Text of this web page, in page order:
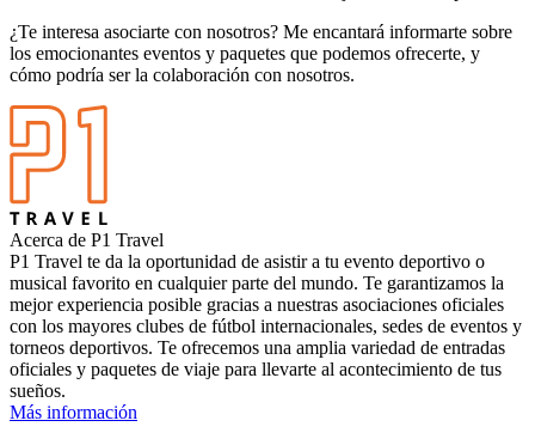
¿Te interesa asociarte con nosotros? Me encantará informarte sobre
los emocionantes eventos y paquetes que podemos ofrecerte, y
cómo podría ser la colaboración con nosotros.
Acerca de P1 Travel
P1 Travel te da la oportunidad de asistir a tu evento deportivo o
musical favorito en cualquier parte del mundo. Te garantizamos la
mejor experiencia posible gracias a nuestras asociaciones oficiales
con los mayores clubes de fútbol internacionales, sedes de eventos y
torneos deportivos. Te ofrecemos una amplia variedad de entradas
oficiales y paquetes de viaje para llevarte al acontecimiento de tus
sueños.
Más información